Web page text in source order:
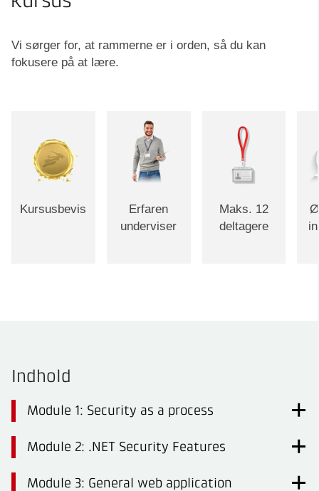
Vi sørger for, at rammerne er i orden, så du kan
fokusere på at lære.
Kursusbevis
Erfaren
underviser
Maks. 12
deltagere
Indhold
Module 1: Security as a process
Module 2: .NET Security Features
Module 3: General web application